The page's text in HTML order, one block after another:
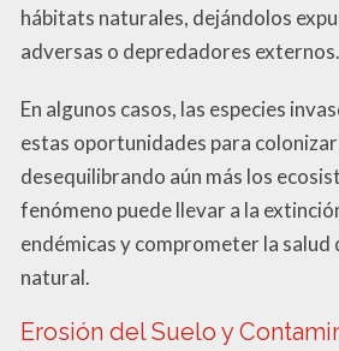
hábitats naturales, dejándolos
adversas o depredadores externos.
En algunos casos, las especies
estas oportunidades para
desequilibrando aún más los
fenómeno puede llevar a la
endémicas y comprometer la
natural.
Erosión del Suelo y